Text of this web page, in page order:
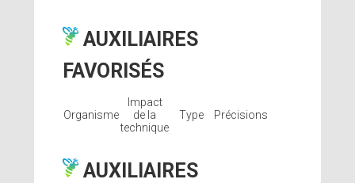
AUXILIAIRES
FAVORISÉS
Organisme
Impact
de la
technique
Type Précisions
AUXILIAIRES